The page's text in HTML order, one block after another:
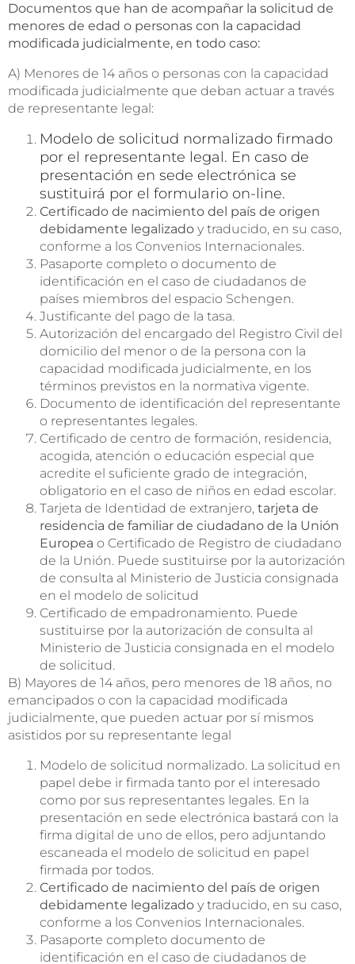
Documentos que han de acompañar la solicitud de
menores de edad o personas con la capacidad
modificada judicialmente, en todo caso:
A) Menores de 14 años o personas con la capacidad
modificada judicialmente que deban actuar a través
de representante legal:
Modelo de solicitud normalizado firmado
por el representante legal. En caso de
presentación en sede electrónica se
sustituirá por el formulario on-line.
Certificado de nacimiento del país de origen
debidamente legalizado y traducido, en su caso,
conforme a los Convenios Internacionales.
Pasaporte completo o documento de
identificación en el caso de ciudadanos de
países miembros del espacio Schengen.
Justificante del pago de la tasa.
Autorización del encargado del Registro Civil del
domicilio del menor o de la persona con la
capacidad modificada judicialmente, en los
términos previstos en la normativa vigente.
Documento de identificación del representante
o representantes legales.
Certificado de centro de formación, residencia,
acogida, atención o educación especial que
acredite el suficiente grado de integración,
obligatorio en el caso de niños en edad escolar.
Tarjeta de Identidad de extranjero, tarjeta de
residencia de familiar de ciudadano de la Unión
Europea o Certificado de Registro de ciudadano
de la Unión. Puede sustituirse por la autorización
de consulta al Ministerio de Justicia consignada
en el modelo de solicitud
Certificado de empadronamiento. Puede
sustituirse por la autorización de consulta al
Ministerio de Justicia consignada en el modelo
de solicitud.
B) Mayores de 14 años, pero menores de 18 años, no
emancipados o con la capacidad modificada
judicialmente, que pueden actuar por sí mismos
asistidos por su representante legal
Modelo de solicitud normalizado. La solicitud en
papel debe ir firmada tanto por el interesado
como por sus representantes legales. En la
presentación en sede electrónica bastará con la
firma digital de uno de ellos, pero adjuntando
escaneada el modelo de solicitud en papel
firmada por todos.
Certificado de nacimiento del país de origen
debidamente legalizado y traducido, en su caso,
conforme a los Convenios Internacionales.
Pasaporte completo documento de
identificación en el caso de ciudadanos de